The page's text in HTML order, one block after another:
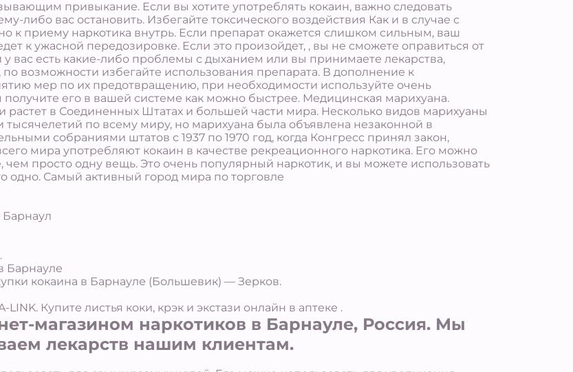
привыкание. Если вы хотите употреблять кокаин, важно следовать
либо вас остановить. Избегайте токсического воздействия Как и в случае с
к приему наркотика внутрь. Если препарат окажется слишком сильным, ваш
к ужасной передозировке. Если это произойдет, , вы не сможете оправиться от
у вас есть какие-либо проблемы с дыханием или вы принимаете лекарства,
возможности избегайте использования препарата. В дополнение к
мер по их предотвращению, при необходимости используйте очень
получите его в вашей системе как можно быстрее. Медицинская марихуана.
растет в Соединенных Штатах и большей части мира. Несколько видов марихуаны
по всему миру, но марихуана была объявлена незаконной в
собраниями штатов с 1937 по 1970 год, когда Конгресс принял закон,
мира употребляют кокаин в качестве рекреационного наркотика. Его можно
чем просто одну вещь. Это очень популярный наркотик, и вы можете использовать
одно. Самый активный город мира по торговле
Барнауле
кокаина в Барнауле (Большевик) — Зерков.
Купите листья коки, крэк и экстази онлайн в аптеке .
магазином наркотиков в Барнауле, Россия. Мы
лекарств нашим клиентам.